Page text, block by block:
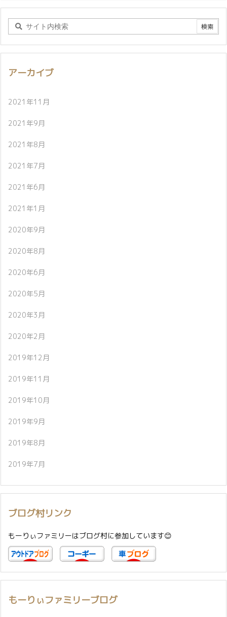
アーカイブ
2021年11月
2021年9月
2021年8月
2021年7月
2021年6月
2021年1月
2020年9月
2020年8月
2020年6月
2020年5月
2020年3月
2020年2月
2019年12月
2019年11月
2019年10月
2019年9月
2019年8月
2019年7月
ブログ村リンク
もーりぃファミリーはブログ村に参加しています😊
もーりぃファミリーブログ